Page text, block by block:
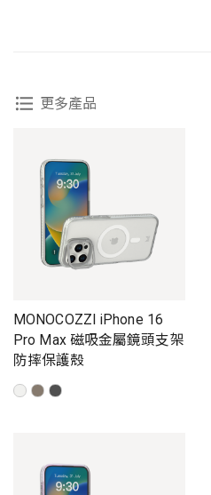
更多產品
MONOCOZZI iPhone 16
Pro Max 磁吸金屬鏡頭支架
防摔保護殼